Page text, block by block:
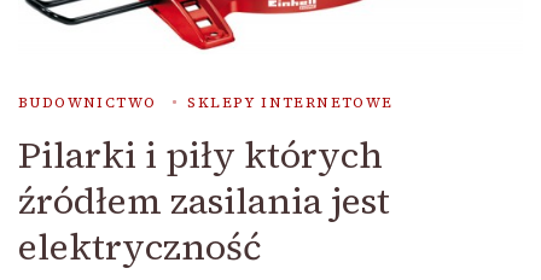
BUDOWNICTWO SKLEPY INTERNETOWE
Pilarki i piły których
źródłem zasilania jest
elektryczność